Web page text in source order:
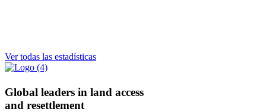
Ver todas las estadísticas
Global leaders in land access
and resettlement